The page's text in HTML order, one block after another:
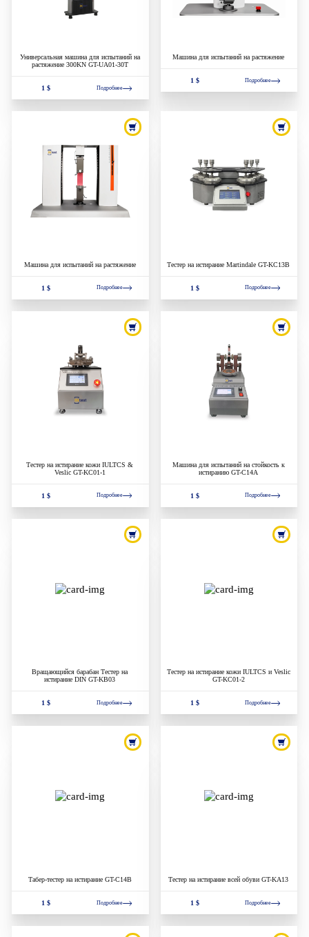
Универсальная машина для испытаний на
растяжение 300KN GT-UA01-30T
1 $ Подробнее
Машина для испытаний на растяжение
1 $ Подробнее
Машина для испытаний на растяжение
1 $ Подробнее
Тестер на истирание Martindale GT-KC13B
1 $ Подробнее
Тестер на истирание кожи IULTCS &
Veslic GT-KC01-1
1 $ Подробнее
Машина для испытаний на стойкость к
истиранию GT-C14A
1 $ Подробнее
Вращающийся барабан Тестер на
истирание DIN GT-KB03
1 $ Подробнее
Тестер на истирание кожи IULTCS и Veslic
GT-KC01-2
1 $ Подробнее
Табер-тестер на истирание GT-C14B
1 $ Подробнее
Тестер на истирание всей обуви GT-KA13
1 $ Подробнее